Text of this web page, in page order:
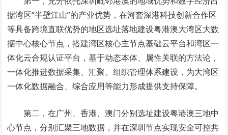
据湾区“半壁江山”的产业优势，在河套深港科技创新合作区
等具备跨境直联优势的地区选址落地建设粤港澳大湾区大数
据中心核心节点，搭建湾区核心主节点基础云平台和湾区一
体化云合规认证平台，基于动态本体、属性关联的方法论，
一体化推进数据采集、汇聚、组织管理体系建设，为大湾区
一体化数据融合、综合应用等能力形成提供支持保障。
第二，在广州、香港、澳门分别选址建设粤港澳三地中
心节点，分别汇聚三地数据，并在深圳节点实现安全可控共